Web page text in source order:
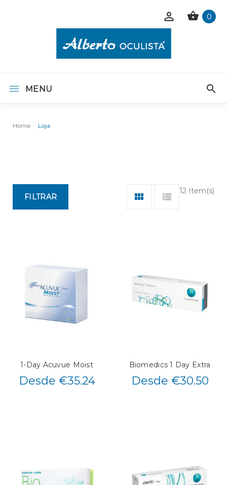
0
MENU
Home Loja
12 Item(s)
FILTRAR
1-Day Acuvue Moist
Desde €35.24
Biomedics 1 Day Extra
Desde €30.50